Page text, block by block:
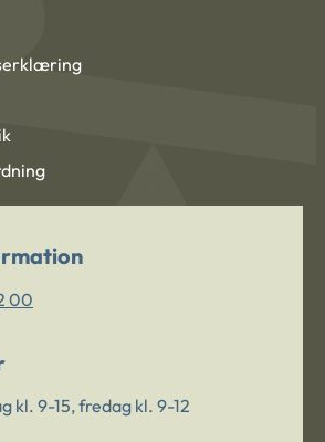
00
kl. 9-15, fredag kl. 9-12